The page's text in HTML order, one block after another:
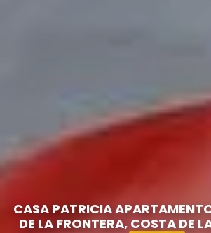
CASA PATRICIA
DE LA FRONTERA, COSTA DE